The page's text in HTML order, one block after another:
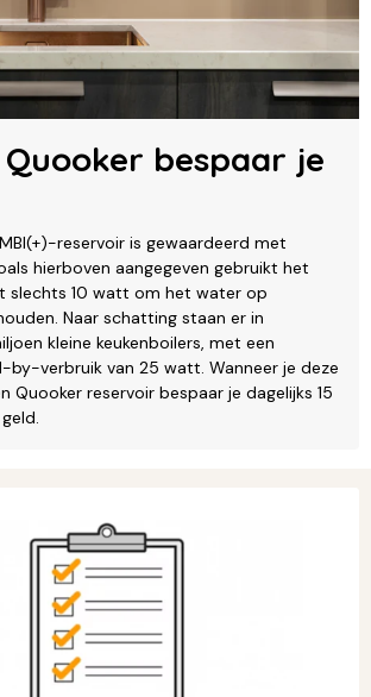
bespaar je
reservoir is gewaardeerd met
hierboven aangegeven gebruikt het
slechts 10 watt om het water op
Naar schatting staan er in
kleine keukenboilers, met een
by-verbruik van 25 watt. Wanneer je deze
Quooker reservoir bespaar je dagelijks 15